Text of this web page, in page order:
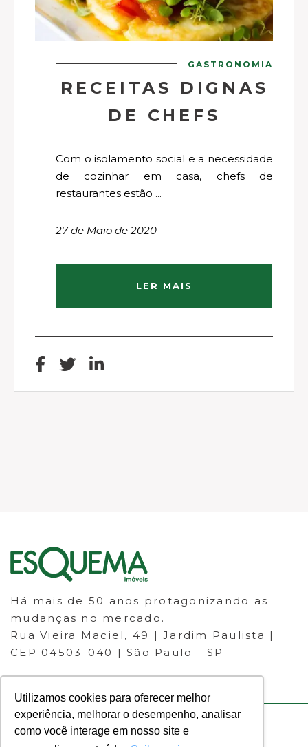
Utilizamos cookies para oferecer melhor
experiência, melhorar o desempenho, analisar
como você interage em nosso site e
GASTRONOMIA
RECEITAS DIGNAS
DE CHEFS
Com o isolamento social e a necessidade
de cozinhar em casa, chefs de
restaurantes estão ...
27 de Maio de 2020
LER MAIS
Há mais de 50 anos protagonizando as
mudanças no mercado.
Rua Vieira Maciel, 49 | Jardim Paulista |
CEP 04503-040 | São Paulo - SP
© 2023 ESQUEMA IMÓVEIS - CRECI